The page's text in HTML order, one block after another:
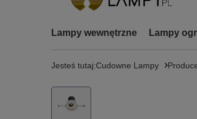
Lampy wewnętrzne Lampy
Jesteś tutaj:Cudowne Lampy